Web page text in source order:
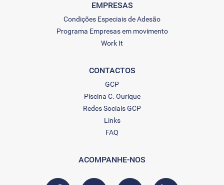
EMPRESAS
Condições Especiais de Adesão
Programa Empresas em movimento
Work It
CONTACTOS
GCP
Piscina C. Ourique
Redes Sociais GCP
Links
FAQ
ACOMPANHE-NOS